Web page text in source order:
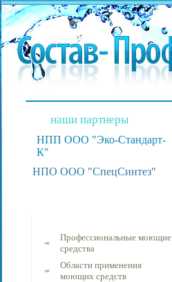
наши партнеры
НПП ООО "Эко-Стандарт-
К"
НПО ООО "СпецСинтез"
Профессиональные моющие
средства
Области применения
моющих средств